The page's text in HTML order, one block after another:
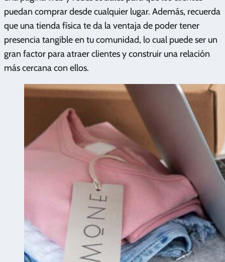
puedan comprar desde cualquier lugar. Además, recuerda
que una tienda física te da la ventaja de poder tener
presencia tangible en tu comunidad, lo cual puede ser un
gran factor para atraer clientes y construir una relación
más cercana con ellos.